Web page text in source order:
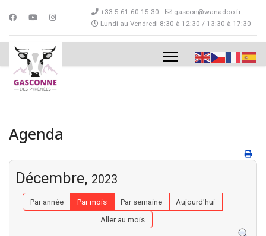
+33 5 61 60 15 30
gascon@wanadoo.fr
Lundi au Vendredi 8:30 à 12:30 / 13:30 à 17:30
Agenda
Décembre, 2023
Par année Par mois Par semaine
Aujourd'hui
Aller au mois